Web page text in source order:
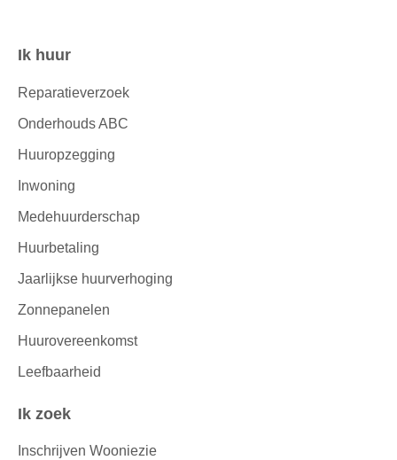
Contactinformatie
Ik huur
Reparatieverzoek
Onderhouds ABC
Huuropzegging
Inwoning
Medehuurderschap
Huurbetaling
Jaarlijkse huurverhoging
Zonnepanelen
Huurovereenkomst
Leefbaarheid
Ik zoek
Inschrijven Wooniezie